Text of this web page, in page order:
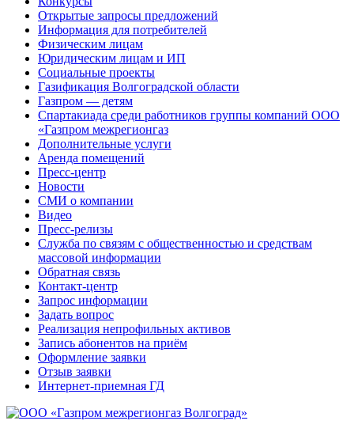
Открытые запросы предложений
Информация для потребителей
Физическим лицам
Юридическим лицам и ИП
Социальные проекты
Газификация Волгоградской области
Газпром — детям
Спартакиада среди работников группы компаний ООО
«Газпром межрегионгаз
Дополнительные услуги
Аренда помещений
Пресс-центр
Новости
СМИ о компании
Видео
Пресс-релизы
Служба по связям с общественностью и средствам
массовой информации
Обратная связь
Контакт-центр
Запрос информации
Задать вопрос
Реализация непрофильных активов
Запись абонентов на приём
Оформление заявки
Отзыв заявки
Интернет-приемная ГД